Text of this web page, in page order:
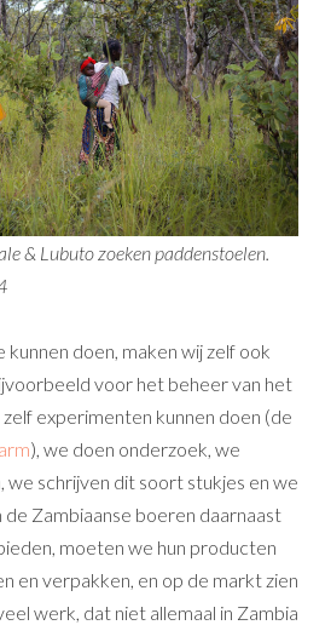
& Lubuto zoeken paddenstoelen.
doen, maken wij zelf ook
voor het beheer van het
experimenten kunnen doen (de
), we doen onderzoek, we
we schrijven dit soort stukjes en we
de Zambiaanse boeren daarnaast
moeten we hun producten
en verpakken, en op de markt zien
werk, dat niet allemaal in Zambia